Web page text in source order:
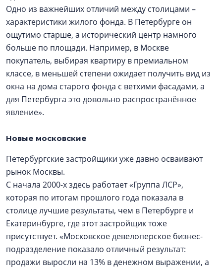
Одно из важнейших отличий между столицами –
характеристики жилого фонда. В Петербурге он
ощутимо старше, а исторический центр намного
больше по площади. Например, в Москве
покупатель, выбирая квартиру в премиальном
классе, в меньшей степени ожидает получить вид из
окна на дома старого фонда с ветхими фасадами, а
для Петербурга это довольно распространённое
явление».
Новые московские
Петербургские застройщики уже давно осваивают
рынок Москвы.
С начала 2000-х здесь работает «Группа ЛСР»,
которая по итогам прошлого года показала в
столице лучшие результаты, чем в Петербурге и
Екатеринбурге, где этот застройщик тоже
присутствует. «Московское девелоперское бизнес-
подразделение показало отличный результат:
продажи выросли на 13% в денежном выражении, а